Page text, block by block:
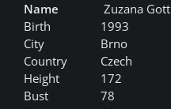
Name
Zuzana Gott
Birth
1993
City
Brno
Country
Czech
Height
172
Bust
78